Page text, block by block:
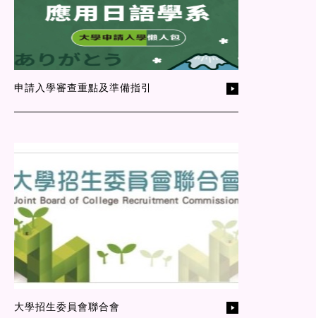
申請入學審查重點及準備指引
大學招生委員會聯合會